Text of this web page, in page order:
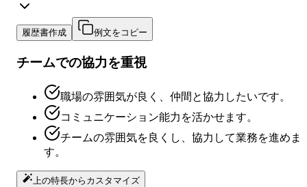
履歴書作成 例文をコピー
チームでの協力を重視
職場の雰囲気が良く、仲間と協力したいです。
コミュニケーション能力を活かせます。
チームの雰囲気を良くし、協力して業務を進めま
す。
上の特長からカスタマイズ